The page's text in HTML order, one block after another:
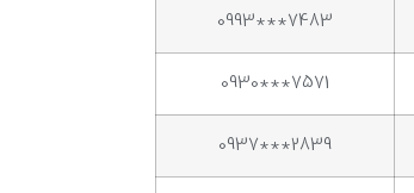
0993***7483
0930***7571
0937***2839